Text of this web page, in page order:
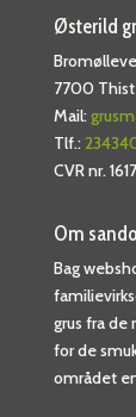
Østerild
7700
Mail:
Tlf.:
CVR nr.
Om
Bag
grus fra de
for de
området